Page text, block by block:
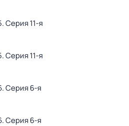
. Серия 11-я
. Серия 11-я
. Серия 6-я
. Серия 6-я